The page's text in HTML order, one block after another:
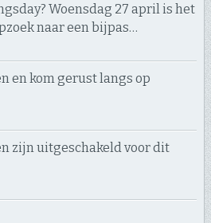
Woensdag 27 april is het
naar een bijpas…
en kom gerust langs op
zijn uitgeschakeld voor dit